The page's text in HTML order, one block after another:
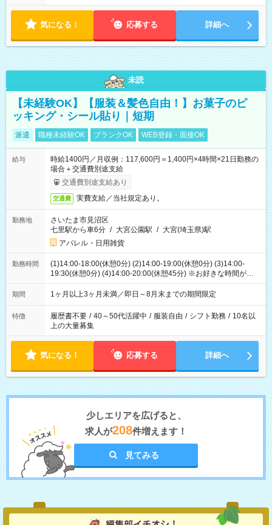
気になる！ 応募する 詳細へ
未読
【未経験OK】【服装＆髪色自由！】お菓子のピ
ッキング・シール貼り｜短期
派遣 職種未経験OK ブランクOK WEB登録・面接OK
給与
時給1400円／月収例：117,600円＝1,400円×4時間×21日勤務の
場合＋交通費別途支給
交通費別途支給あり
交通費 実費支給／当社規定あり。
勤務地
さいたま市見沼区
七里駅から車6分 / 大宮公園駅 / 大宮(埼玉県)駅
アパレル・日用雑貨
勤務時間
(1)14:00-18:00(休憩0分) (2)14:00-19:00(休憩0分) (3)14:00-
19:30(休憩0分) (4)14:00-20:00(休憩45分) ※お好きな時間が選べ
ます
期間 1ヶ月以上3ヶ月未満／即日～8月末までの期間限定
特徴 履歴書不要 / 40～50代活躍中 / 服装自由 / シフト勤務 / 10名以
上の大量募集
気になる！ 応募する 詳細へ
少しエリアを広げると、
求人が208件増えます！
見てみる